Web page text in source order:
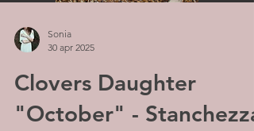
Sonia
30 apr 2025
Clovers Daughter
"October" - Stanchezza